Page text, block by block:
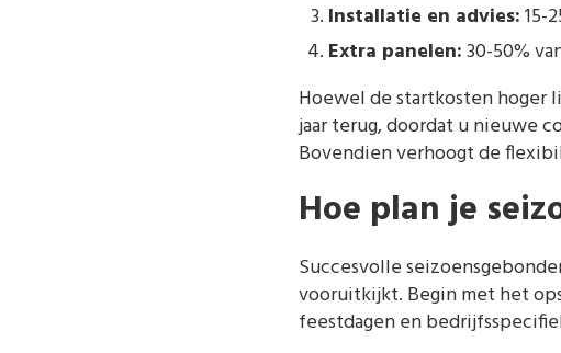
Installatie en advies:15-
Extra panelen:30-50%
Hoewel de startkosten hoger
jaar terug, doordat u nieuwe
Bovendien verhoogt de
Hoe plan je
Succesvolle
vooruitkijkt. Begin met het
feestdagen en